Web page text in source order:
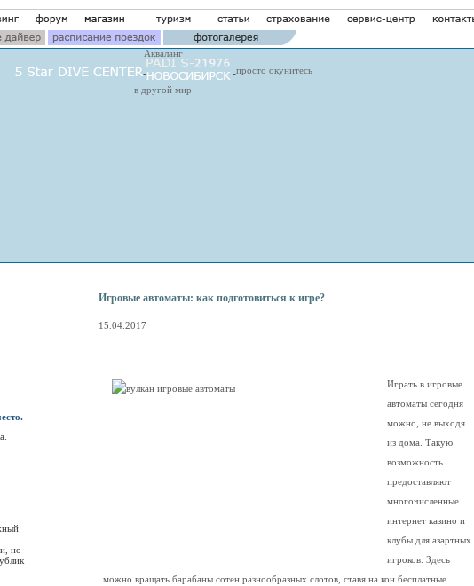
Акваланг
просто окунитесь
в другой мир
но
Игровые автоматы: как подготовиться к игре?
15.04.2017
Играть в игровые
автоматы сегодня
можно, не выходя
из дома. Такую
возможность
предоставляют
многочисленные
интернет казино и
клубы для азартных
игроков. Здесь
можно вращать барабаны сотен разнообразных слотов, ставя на кон бесплатные